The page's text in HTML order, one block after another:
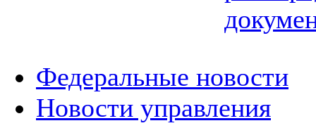
Федеральные новости
Новости управления